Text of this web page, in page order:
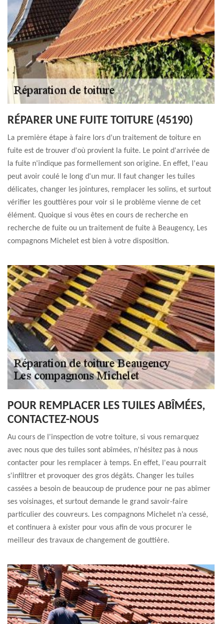
RÉPARER UNE FUITE TOITURE (45190)
La première étape à faire lors d’un traitement de toiture en
fuite est de trouver d'où provient la fuite. Le point d'arrivée de
la fuite n'indique pas formellement son origine. En effet, l'eau
peut avoir coulé le long d'un mur. Il faut changer les tuiles
délicates, changer les jointures, remplacer les solins, et surtout
vérifier les gouttières pour voir si le problème vienne de cet
élément. Quoique si vous êtes en cours de recherche en
recherche de fuite ou un traitement de fuite à Beaugency, Les
compagnons Michelet est bien à votre disposition.
POUR REMPLACER LES TUILES ABÎMÉES,
CONTACTEZ-NOUS
Au cours de l'inspection de votre toiture, si vous remarquez
avec nous que des tuiles sont abîmées, n'hésitez pas à nous
contacter pour les remplacer à temps. En effet, l'eau pourrait
s'infiltrer et provoquer des gros dégâts. Changer les tuiles
cassées a besoin de beaucoup de prudence pour ne pas abîmer
ses voisinages, et surtout demande le grand savoir-faire
particulier des couvreurs. Les compagnons Michelet n’a cessé,
et continuera à exister pour vous afin de vous procurer le
meilleur des travaux de changement de gouttière.